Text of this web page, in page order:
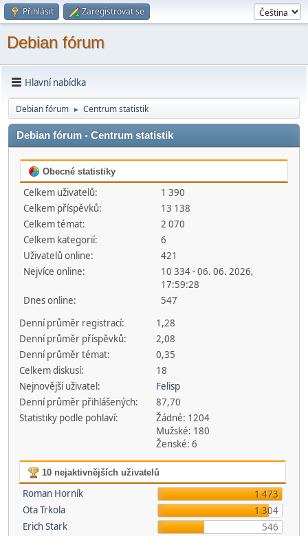
Přihlásit Zaregistrovat se
Debian fórum
Hlavní nabídka
Debian fórum ► Centrum statistik
Debian fórum - Centrum statistik
Obecné statistiky
Celkem uživatelů:
1 390
Celkem příspěvků:
13 138
Celkem témat:
2 070
Celkem kategorií:
6
Uživatelů online:
421
Nejvíce online:
10 334 - 06. 06. 2026,
17:59:28
Dnes online:
547
Denní průměr registrací:
1,28
Denní průměr příspěvků:
2,08
Denní průměr témat:
0,35
Celkem diskusí:
18
Nejnovější uživatel:
Felisp
Denní průměr přihlášených:
87,70
Statistiky podle pohlaví:
Žádné: 1204
Mužské: 180
Ženské: 6
10 nejaktivnějších uživatelů
Roman Horník
1 473
Ota Trkola
1 304
Erich Stark
546